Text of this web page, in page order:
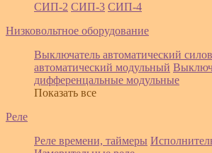
СИП-2 СИП-3 СИП-4
Низковольтное оборудование
Выключатель автоматический
автоматический модульный
дифференцальные модульные
Показать все
Реле
Реле времени, таймеры